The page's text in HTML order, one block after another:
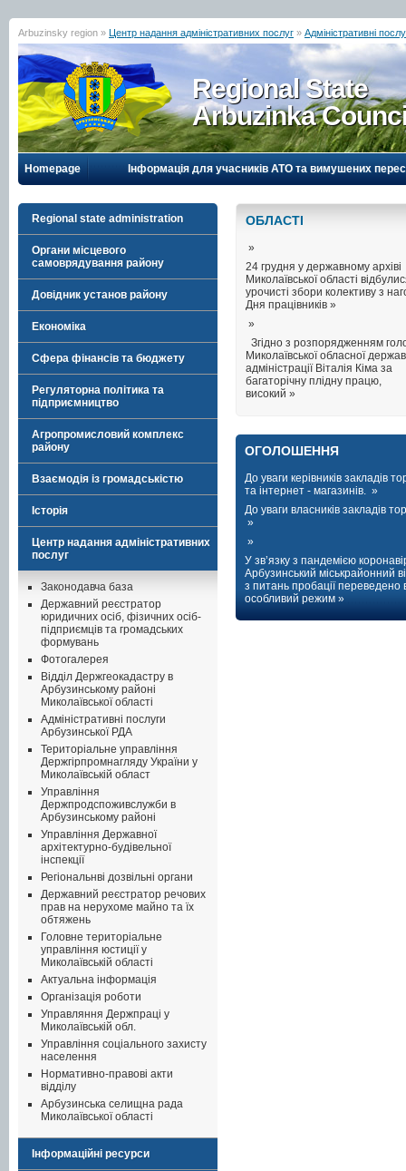
Arbuzinsky region » Центр надання адміністративних послуг » Адміністративні
Regional State
Arbuzinka
Homepage Інформація для учасників АТО та вимушених
Regional state administration
Органи місцевого
самоврядування району
Довідник установ району
Економіка
Сфера фінансів та бюджету
Регуляторна політика та
підприємництво
Агропромисловий комплекс
району
Взаємодія із громадськістю
Історія
Центр надання адміністративних
послуг
Законодавча база
Державний реєстратор
юридичних осіб, фізичних осіб-
підприємців та громадських
формувань
Фотогалерея
Відділ Держгеокадастру в
Арбузинському районі
Миколаївської області
Адміністративні послуги
Арбузинської РДА
Територіальне управління
Держгірпромнагляду України у
Миколаївській област
Управління
Держпродспоживслужби в
Арбузинському районі
Управління Державної
архітектурно-будівельної
інспекції
Регіональнві дозвільні органи
Державний реєстратор речових
прав на нерухоме майно та їх
обтяжень
Головне територіальне
управління юстиції у
Миколаївській області
Актуальна інформація
Організація роботи
Управляння Держпраці у
Миколаївській обл.
Управління соціального захисту
населення
Нормативно-правові акти
відділу
Арбузинська селищна рада
Миколаївської області
Інформаційні ресурси
ОБЛАСТI
»
24 грудня у державному архіві
Миколаївської області
урочисті збори колективу з
Дня працівників »
»
Згідно з розпорядженням
Миколаївської обласної
адміністрації Віталія Кіма за
багаторічну плідну працю,
високий »
ОГОЛОШЕННЯ
До уваги керівників закладів
та інтернет - магазинів. »
До уваги власників закладів
»
»
У зв’язку з пандемією
Арбузинський міськрайонний
з питань пробації переведено
особливий режим »